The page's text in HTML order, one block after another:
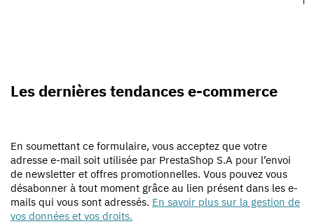
Les dernières tendances e-commerce
En soumettant ce formulaire, vous acceptez que votre
adresse e-mail soit utilisée par PrestaShop S.A pour l’envoi
de newsletter et offres promotionnelles. Vous pouvez vous
désabonner à tout moment grâce au lien présent dans les e-
mails qui vous sont adressés. En savoir plus sur la gestion de
vos données et vos droits.